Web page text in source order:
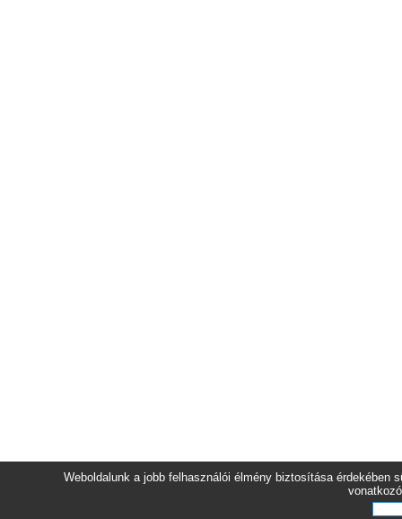
Weboldalunk a jobb felhasználói élmény biztosítása érdekében